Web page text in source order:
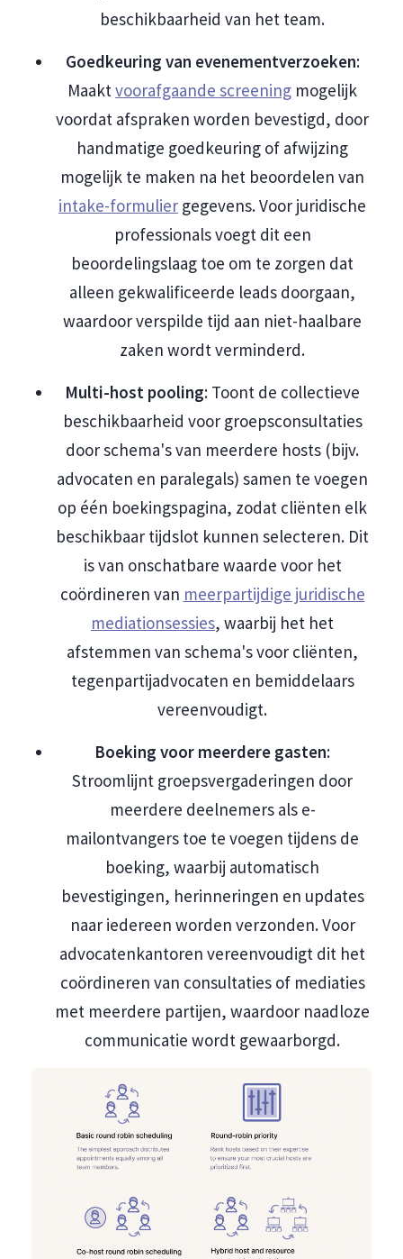
beschikbaarheid van het team.
Goedkeuring van evenementverzoeken:
Maaktvoorafgaande screening mogelijk
voordat afspraken worden bevestigd, door
handmatige goedkeuring of afwijzing
mogelijk te maken na het beoordelen van
intake-formulier gegevens. Voor juridische
professionals voegt dit een
beoordelingslaag toe om te zorgen dat
alleen gekwalificeerde leads doorgaan,
waardoor verspilde tijd aan niet-haalbare
zaken wordt verminderd.
Multi-host pooling: Toont de collectieve
beschikbaarheid voor groepsconsultaties
door schema's van meerdere hosts (bijv.
advocaten en paralegals) samen te voegen
op één boekingspagina, zodat cliënten elk
beschikbaar tijdslot kunnen selecteren. Dit
is van onschatbare waarde voor het
coördineren van meerpartijdige juridische
mediationsessies, waarbij het het
afstemmen van schema's voor cliënten,
tegenpartijadvocaten en bemiddelaars
vereenvoudigt.
Boeking voor meerdere gasten:
Stroomlijnt groepsvergaderingen door
meerdere deelnemers als e-
mailontvangers toe te voegen tijdens de
boeking, waarbij automatisch
bevestigingen, herinneringen en updates
naar iedereen worden verzonden. Voor
advocatenkantoren vereenvoudigt dit het
coördineren van consultaties of mediaties
met meerdere partijen, waardoor naadloze
communicatie wordt gewaarborgd.